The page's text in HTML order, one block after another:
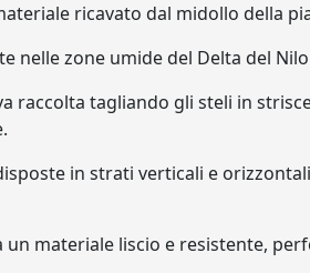
ricavato dal midollo della
nelle zone umide del Delta del
raccolta tagliando gli steli in
in strati verticali e
un materiale liscio e resistente,